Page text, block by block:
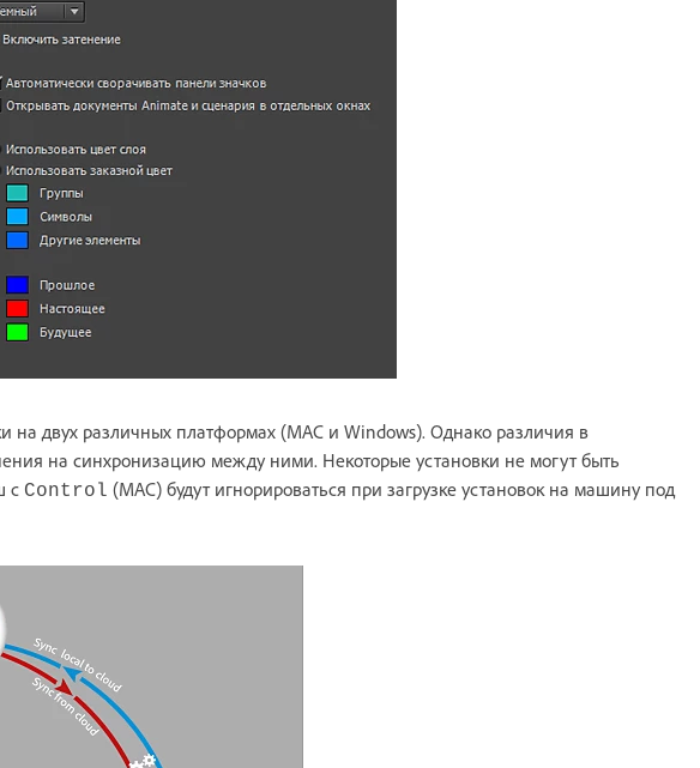
на двух различных платформах (MAC и Windows). Однако различия в
на синхронизацию между ними. Некоторые установки не могут быть
с Control (MAC) будут игнорироваться при загрузке установок на машину под